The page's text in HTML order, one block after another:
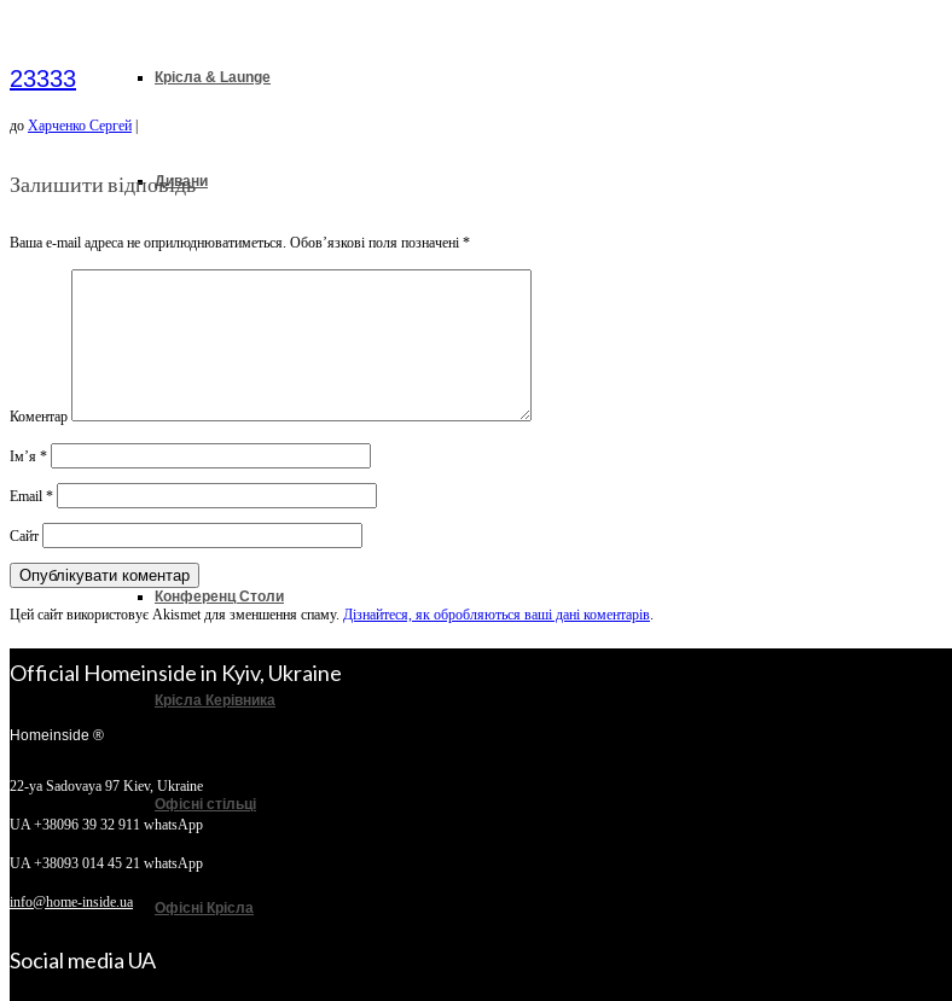
Крісла & Launge
Дивани
Конференц Столи
Крісла Керівника
Офісні стільці
Офісні Крісла
23333
до Харченко Сергей
Залишити відповідь
Ваша e-mail адреса не оприлюднюватиметься. Обов’язкові поля позначені *
Коментар
Ім’я *
Email *
Сайт
Цей сайт використовує Akismet для зменшення спаму. Дізнайтеся, як обробляються ваші дані коментарів.
Official Homeinside in Kyiv, Ukraine
Homeinside ®
22-ya Sadovaya 97 Kiev, Ukraine
UA +38096 39 32 911 whatsApp
UA +38093 014 45 21 whatsApp
info@home-inside.ua
Social media UA